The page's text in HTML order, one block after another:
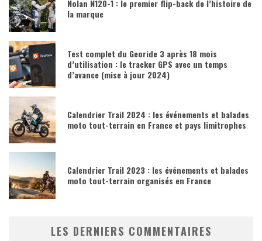
Nolan N120-1 : le premier flip-back de l’histoire de
la marque
Test complet du Georide 3 après 18 mois
d’utilisation : le tracker GPS avec un temps
d’avance (mise à jour 2024)
Calendrier Trail 2024 : les événements et balades
moto tout-terrain en France et pays limitrophes
Calendrier Trail 2023 : les événements et balades
moto tout-terrain organisés en France
LES DERNIERS COMMENTAIRES